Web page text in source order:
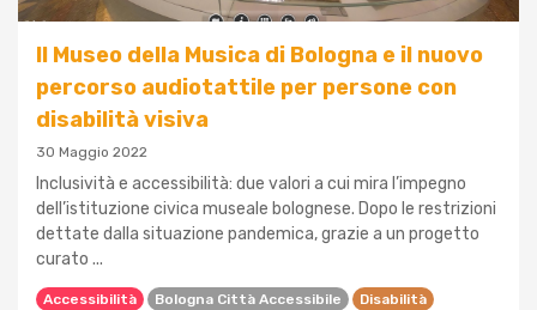
Il Museo della Musica di Bologna e il nuovo
percorso audiotattile per persone con
disabilità visiva
30 Maggio 2022
Inclusività e accessibilità: due valori a cui mira l’impegno
dell’istituzione civica museale bolognese. Dopo le restrizioni
dettate dalla situazione pandemica, grazie a un progetto
curato ...
Accessibilità Bologna Città Accessibile
Disabilità